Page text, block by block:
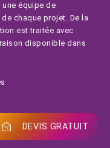
DEVIS GRATUIT
une équipe de
chaque projet. De la
est traitée avec
disponible dans